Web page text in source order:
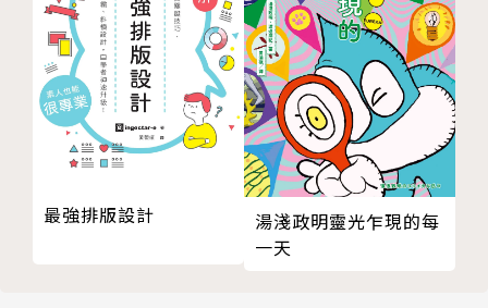
些東西有多美。」
「在繪畫之前我從未真正看過一個人的臉。現在，最奇
怪的是每個人對我來說都很美。」
更棒的是，你的感知、直覺和創造力也將隨之擴展，
讓你在面對難解問題時，更能有創意地輕易找出答案！
‧將你想畫的圖像上下顛倒擺放，反而能畫出更好的畫
最強排版設計
湯淺政明靈光乍現的每
一天